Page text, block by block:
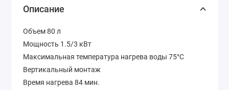
Описание
Объем 80 л
Мощность 1.5/3 кВт
Максимальная температура нагрева воды 75°C
Вертикальный монтаж
Время нагрева 84 мин.